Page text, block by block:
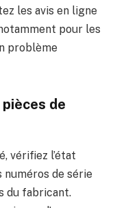
les avis en ligne
pour les
problème
de
vérifiez l’état
numéros de série
du fabricant.